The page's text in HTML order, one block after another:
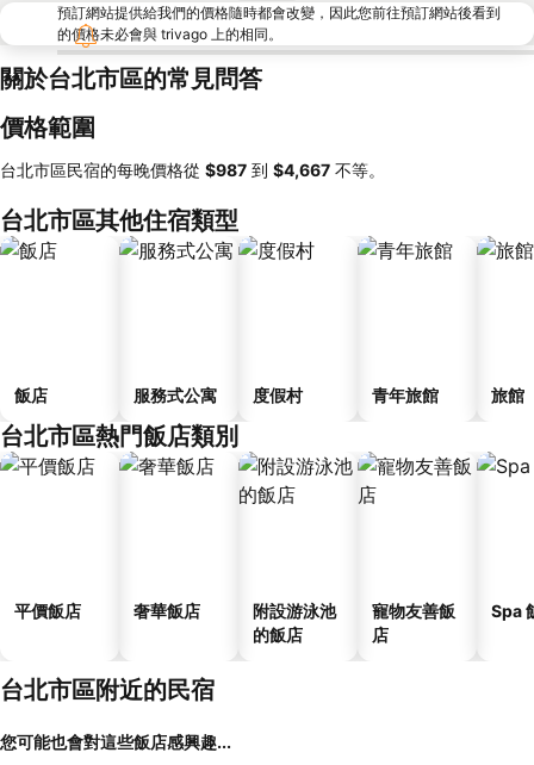
預訂網站提供給我們的價格隨時都會改變，因此您前往預訂網站後看到
的價格未必會與 trivago 上的相同。
關於台北市區的常見問答
價格範圍
台北市區民宿的每晚價格從 ‎$987 到 ‎$4,667 不等。
台北市區其他住宿類型
飯店 服務式公寓 度假村 青年旅館 旅館
台北市區熱門飯店類別
平價飯店 奢華飯店
附設游泳池
的飯店
寵物友善飯
店
Spa
台北市區附近的民宿
您可能也會對這些飯店感興趣...